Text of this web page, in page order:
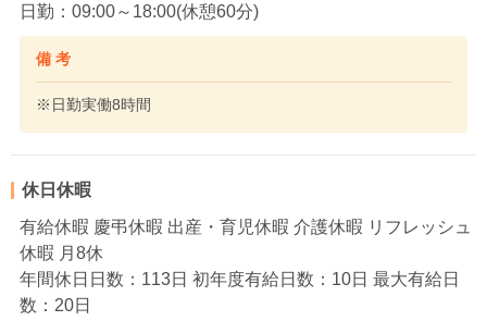
日勤：09:00～18:00(休憩60分)
備 考
※日勤実働8時間
休日休暇
有給休暇 慶弔休暇 出産・育児休暇 介護休暇 リフレッシュ
休暇 月8休
年間休日日数：113日 初年度有給日数：10日 最大有給日
数：20日